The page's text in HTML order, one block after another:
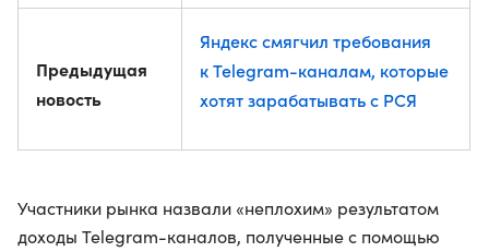
Предыдущая
новость
Яндекс смягчил требования
к Telegram-каналам, которые
хотят зарабатывать с РСЯ
Участники рынка назвали «неплохим» результатом
доходы Telegram-каналов, полученные с помощью